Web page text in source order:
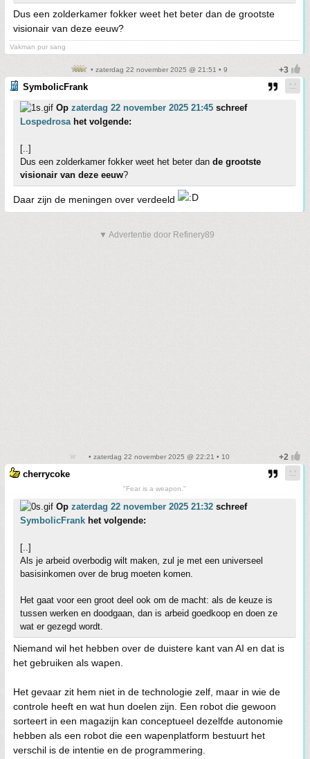
Dus een zolderkamer fokker weet het beter dan de grootste
visionair van deze eeuw?
Vakman pur sang
• zaterdag 22 november 2025 @ 21:51 • 9
SymbolicFrank
Op zaterdag 22 november 2025 21:45 schreef
Lospedrosahet volgende:
[..]
Dus een zolderkamer fokker weet het beter dan de grootste
visionair van deze eeuw?
Daar zijn de meningen over verdeeld
▼ Advertentie door Refinery89
• zaterdag 22 november 2025 @ 22:21 • 10
cherrycoke
"Fear is a weapon."
Op zaterdag 22 november 2025 21:32 schreef
SymbolicFrank het volgende:
[..]
Als je arbeid overbodig wilt maken, zul je met een universeel
basisinkomen over de brug moeten komen.
Het gaat voor een groot deel ook om de macht: als de keuze is
tussen werken en doodgaan, dan is arbeid goedkoop en doen ze
wat er gezegd wordt.
Niemand wil het hebben over de duistere kant van AI en dat is
het gebruiken als wapen.
Het gevaar zit hem niet in de technologie zelf, maar in wie de
controle heeft en wat hun doelen zijn. Een robot die gewoon
sorteert in een magazijn kan conceptueel dezelfde autonomie
hebben als een robot die een wapenplatform bestuurt het
verschil is de intentie en de programmering.